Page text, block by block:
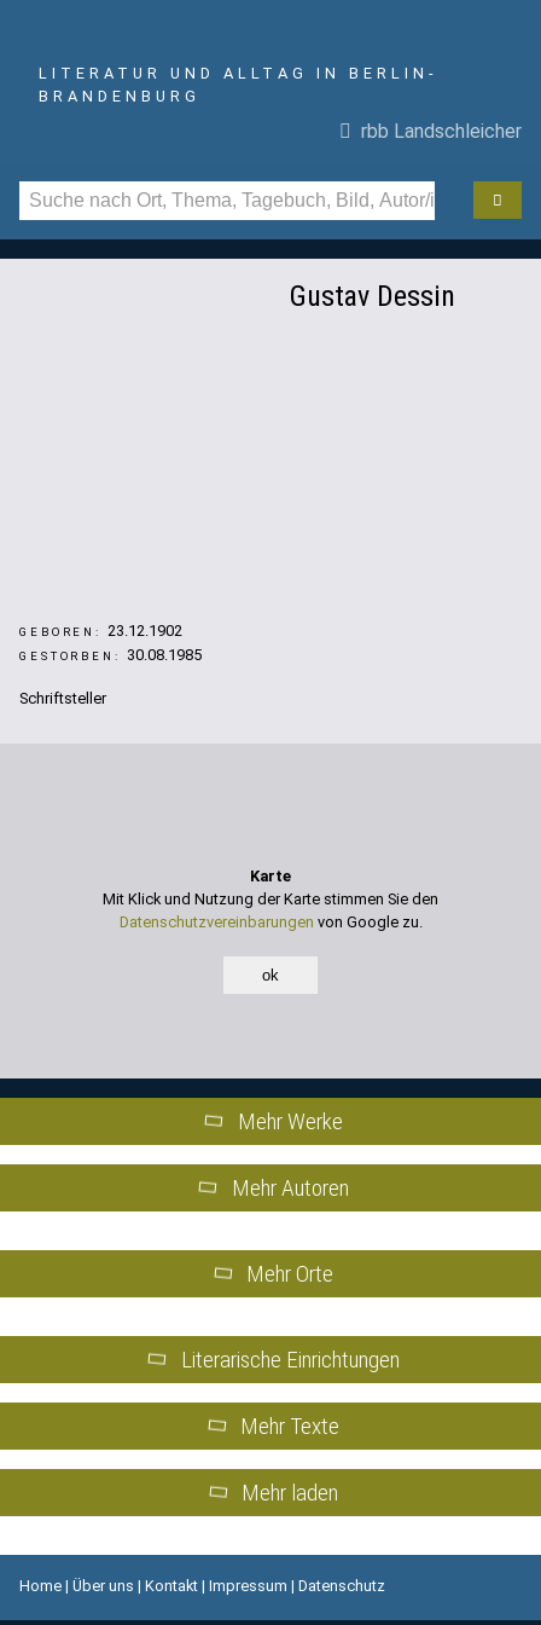
LITERATUR UND ALLTAG IN BERLIN-
BRANDENBURG
rbb Landschleicher
Gustav Dessin
GEBOREN: 23.12.1902
GESTORBEN: 30.08.1985
Schriftsteller
Karte
Mit Klick und Nutzung der Karte stimmen Sie den
Datenschutzvereinbarungen von Google zu.
ok
Mehr Werke
Mehr Autoren
Mehr Orte
Literarische Einrichtungen
Mehr Texte
Mehr laden
Home | Über uns | Kontakt | Impressum | Datenschutz